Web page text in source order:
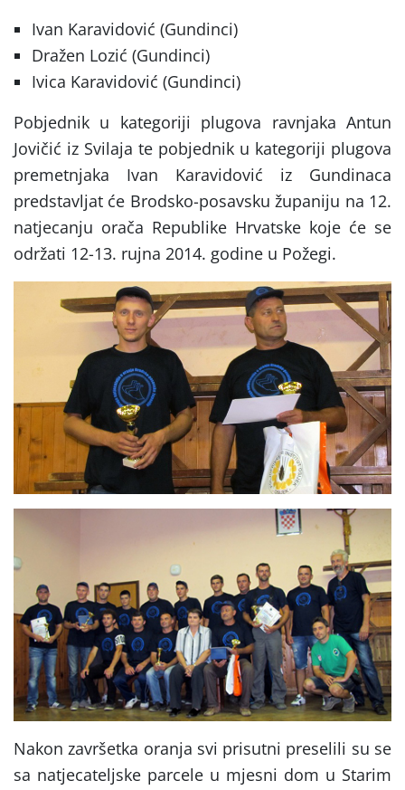
Ivan Karavidović (Gundinci)
Dražen Lozić (Gundinci)
Ivica Karavidović (Gundinci)
Pobjednik u kategoriji plugova ravnjaka Antun
Jovičić iz Svilaja te pobjednik u kategoriji plugova
premetnjaka Ivan Karavidović iz Gundinaca
predstavljat će Brodsko-posavsku županiju na 12.
natjecanju orača Republike Hrvatske koje će se
održati 12-13. rujna 2014. godine u Požegi.
Nakon završetka oranja svi prisutni preselili su se
sa natjecateljske parcele u mjesni dom u Starim